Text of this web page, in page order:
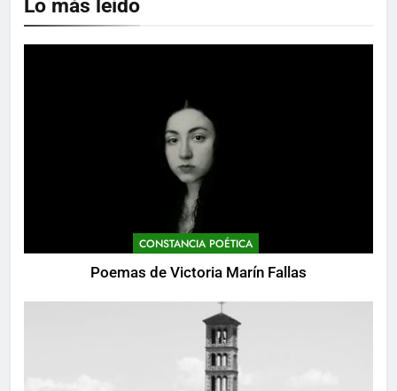
CONSTANCIA POÉTICA
Poemas de Victoria Marín Fallas